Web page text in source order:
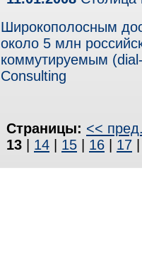
Широкополосным
около 5 млн
коммутируемым
Consulting
Страницы: <<
13
14 15 16 17